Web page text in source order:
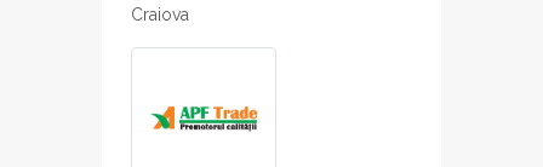
Craiova